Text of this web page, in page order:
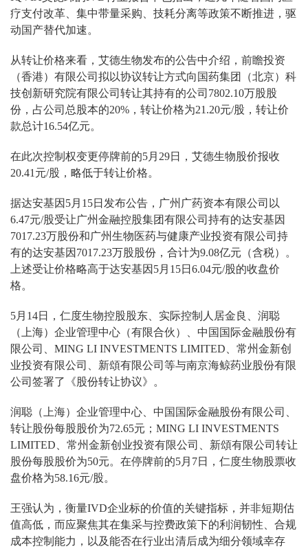
疗支付改革、集中带量采购、技耗分离等政策不断推进，驱
动国产替代加速。
从转让价格来看，艾德生物发布的公告中介绍，前瞻投资
（香港）有限公司拟以协议转让方式向国药集团（北京）科
技创新研究院有限公司转让其持有的公司7802.10万股股
份，占公司总股本的20%，转让价格为21.20元/股，转让价
款总计16.54亿元。
在此次控制权变更停牌前的5月29日，艾德生物股价报收
20.41元/股，略低于转让价格。
据达安基因5月15日发布公告，广州广药资本有限公司以
6.47元/股受让广州金融控股集团有限公司持有的达安基因
7017.23万股份和广州生物医药与健康产业投资有限公司持
有的达安基因7017.23万股股份，合计为9.08亿元（含税）。
上述受让价格略高于达安基因5月15日6.04元/股的收盘价
格。
5月14日，仁度生物控股股东、实际控制人居金良、润聪
（上海）企业管理中心（有限合伙）、中国国际金融股份有
限公司、MING LI INVESTMENTS LIMITED、常州金新创
业投资有限公司、新頌有限公司等与南京海鲸药业股份有限
公司签署了《股份转让协议》。
润聪（上海）企业管理中心、中国国际金融股份有限公司、
转让股份每股股价为72.65元；MING LI INVESTMENTS
LIMITED、常州金新创业投资有限公司、新頌有限公司转让
股份每股股价为50元。在停牌前的5月7日，仁度生物股票收
盘价格为58.16元/股。
王强认为，衡量IVD企业标的价值的关键指标，并非短期估
值高低，而应聚焦其在集采与控费政策下的利润韧性、合规
成本控制能力，以及能否在行业出清后成为细分领域幸存